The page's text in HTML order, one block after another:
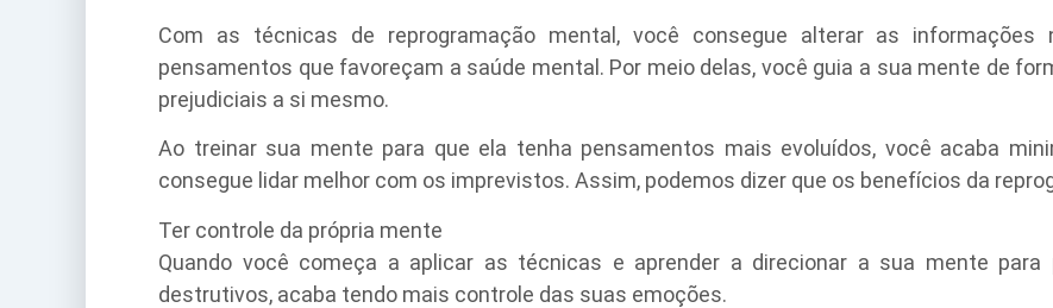
Com as técnicas de reprogramação mental, você consegue alterar as informações
pensamentos que favoreçam a saúde mental. Por meio delas, você guia a sua mente de
prejudiciais a si mesmo.
Ao treinar sua mente para que ela tenha pensamentos mais evoluídos, você acaba
consegue lidar melhor com os imprevistos. Assim, podemos dizer que os benefícios da
Ter controle da própria mente
Quando você começa a aplicar as técnicas e aprender a direcionar a sua mente
destrutivos, acaba tendo mais controle das suas emoções.